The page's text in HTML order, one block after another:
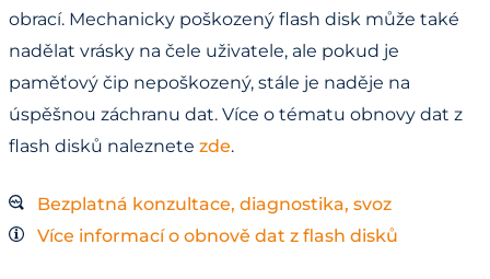
obrací. Mechanicky poškozený flash disk může také
nadělat vrásky na čele uživatele, ale pokud je
paměťový čip nepoškozený, stále je naděje na
úspěšnou záchranu dat. Více o tématu obnovy dat z
flash disků naleznete zde.
Bezplatná konzultace, diagnostika, svoz
Více informací o obnově dat z flash disků